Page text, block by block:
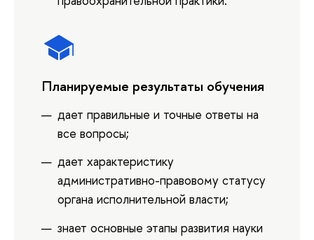
Планируемые результаты обучения
дает правильные и точные ответы на
все вопросы;
дает характеристику
административно-правовому статусу
органа исполнительной власти;
знает основные этапы развития науки